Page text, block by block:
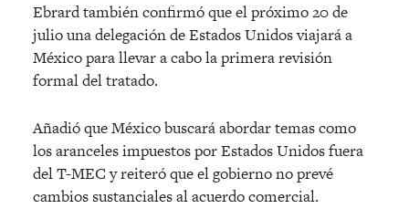
Ebrard también confirmó que el próximo 20 de
julio una delegación de Estados Unidos viajará a
México para llevar a cabo la primera revisión
formal del tratado.
Añadió que México buscará abordar temas como
los aranceles impuestos por Estados Unidos fuera
del T-MEC y reiteró que el gobierno no prevé
cambios sustanciales al acuerdo comercial.